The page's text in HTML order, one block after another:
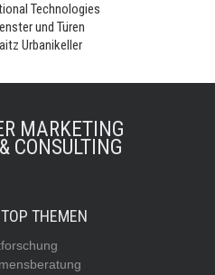
Technologies
und Türen
Urbanikeller
MARKETING
CONSULTING
THEMEN